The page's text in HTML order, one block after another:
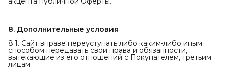
8. Дополнительные условия
8.1. Сайт вправе переуступать либо каким-либо иным
способом передавать свои права и обязанности,
вытекающие из его отношений с Покупателем, третьим
лицам.